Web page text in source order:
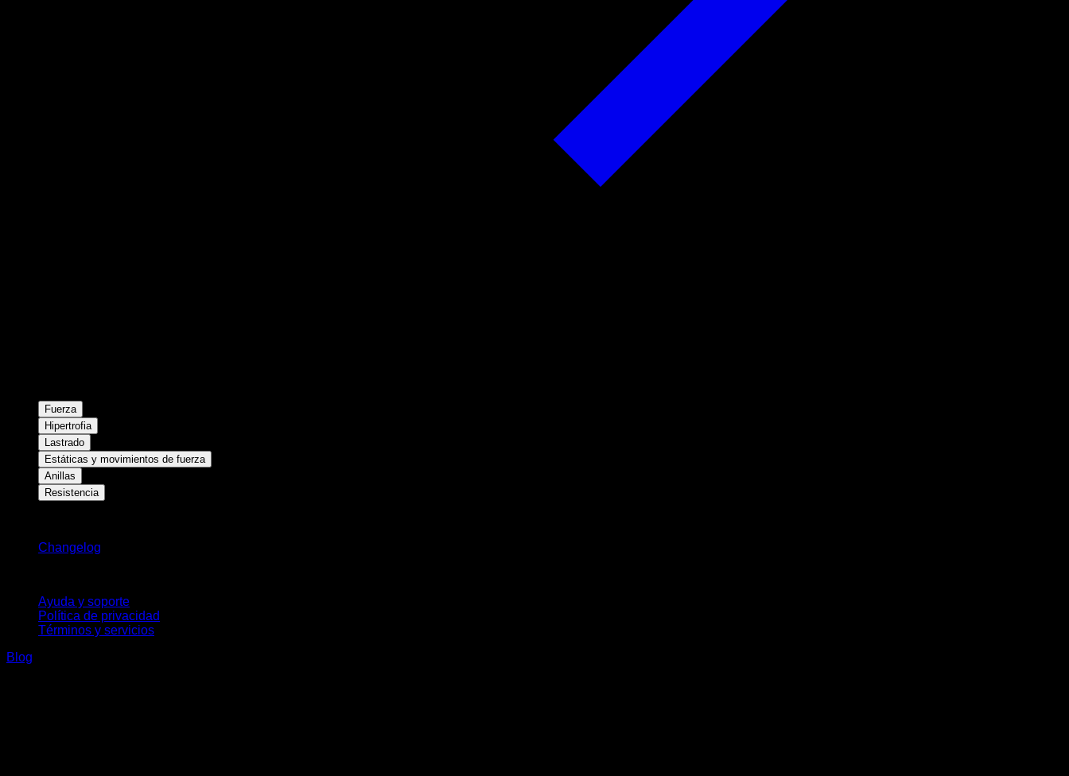
Fuerza
Hipertrofia
Lastrado
Estáticas y movimientos de fuerza
Anillas
Resistencia
Changelog
Ayuda y soporte
Política de privacidad
Términos y servicios
Blog